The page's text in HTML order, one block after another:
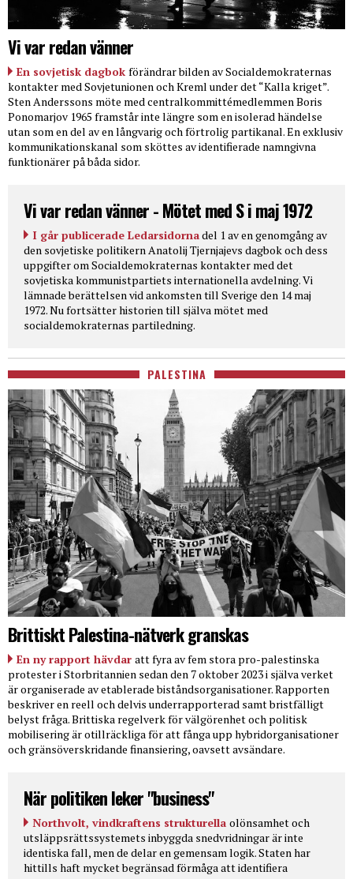
Vi var redan vänner
En sovjetisk dagbok förändrar bilden av Socialdemokraternas
kontakter med Sovjetunionen och Kreml under det “Kalla kriget”.
Sten Anderssons möte med centralkommittémedlemmen Boris
Ponomarjov 1965 framstår inte längre som en isolerad händelse
utan som en del av en långvarig och förtrolig partikanal. En exklusiv
kommunikationskanal som sköttes av identifierade namngivna
funktionärer på båda sidor.
Vi var redan vänner - Mötet med S i maj 1972
I går publicerade Ledarsidornadel 1 av en genomgång av
den sovjetiske politikern Anatolij Tjernjajevs dagbok och dess
uppgifter om Socialdemokraternas kontakter med det
sovjetiska kommunistpartiets internationella avdelning. Vi
lämnade berättelsen vid ankomsten till Sverige den 14 maj
1972. Nu fortsätter historien till själva mötet med
socialdemokraternas partiledning.
PALESTINA
Brittiskt Palestina-nätverk granskas
En ny rapport hävdar att fyra av fem stora pro-palestinska
protester i Storbritannien sedan den 7 oktober 2023 i själva verket
är organiserade av etablerade biståndsorganisationer. Rapporten
beskriver en reell och delvis underrapporterad samt bristfälligt
belyst fråga. Brittiska regelverk för välgörenhet och politisk
mobilisering är otillräckliga för att fånga upp hybridorganisationer
och gränsöverskridande finansiering, oavsett avsändare.
När politiken leker "business"
Northvolt, vindkraftens strukturella olönsamhet och
utsläppsrättssystemets inbyggda snedvridningar är inte
identiska fall, men de delar en gemensam logik. Staten har
hittills haft mycket begränsad förmåga att identifiera